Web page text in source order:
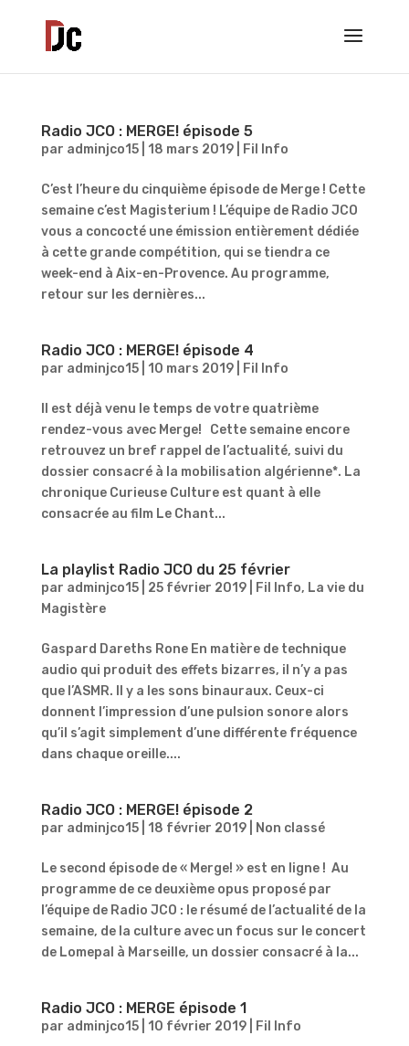
Radio JCO : MERGE! épisode 5
par adminjco15| 18 mars 2019| Fil Info
C’est l’heure du cinquième épisode de Merge ! Cette
semaine c’est Magisterium ! L’équipe de Radio JCO
vous a concocté une émission entièrement dédiée
à cette grande compétition, qui se tiendra ce
week-end à Aix-en-Provence. Au programme,
retour sur les dernières...
Radio JCO : MERGE! épisode 4
par adminjco15| 10 mars 2019| Fil Info
Il est déjà venu le temps de votre quatrième
rendez-vous avec Merge! Cette semaine encore
retrouvez un bref rappel de l’actualité, suivi du
dossier consacré à la mobilisation algérienne*. La
chronique Curieuse Culture est quant à elle
consacrée au film Le Chant...
La playlist Radio JCO du 25 février
par adminjco15| 25 février 2019| Fil Info, La vie du
Magistère
Gaspard Dareths Rone En matière de technique
audio qui produit des effets bizarres, il n’y a pas
que l’ASMR. Il y a les sons binauraux. Ceux-ci
donnent l’impression d’une pulsion sonore alors
qu’il s’agit simplement d’une différente fréquence
dans chaque oreille....
Radio JCO : MERGE! épisode 2
par adminjco15| 18 février 2019| Non classé
Le second épisode de « Merge! » est en ligne ! Au
programme de ce deuxième opus proposé par
l’équipe de Radio JCO : le résumé de l’actualité de la
semaine, de la culture avec un focus sur le concert
de Lomepal à Marseille, un dossier consacré à la...
Radio JCO : MERGE épisode 1
par adminjco15| 10 février 2019| Fil Info